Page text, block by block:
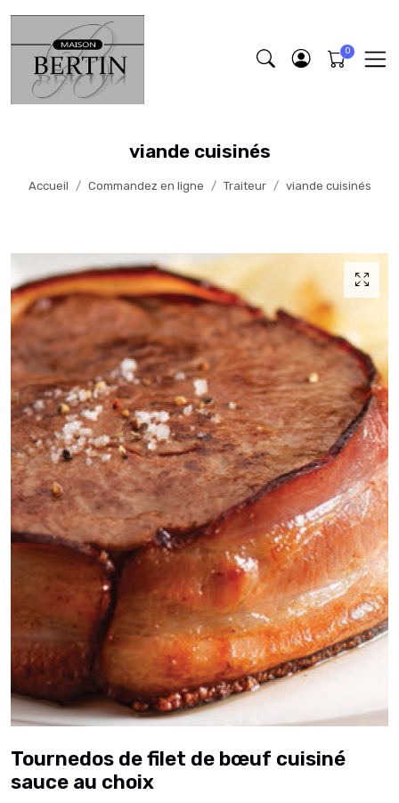
viande cuisinés
Accueil Commandez en ligne Traiteur viande cuisinés
Tournedos de filet de bœuf cuisiné
sauce au choix